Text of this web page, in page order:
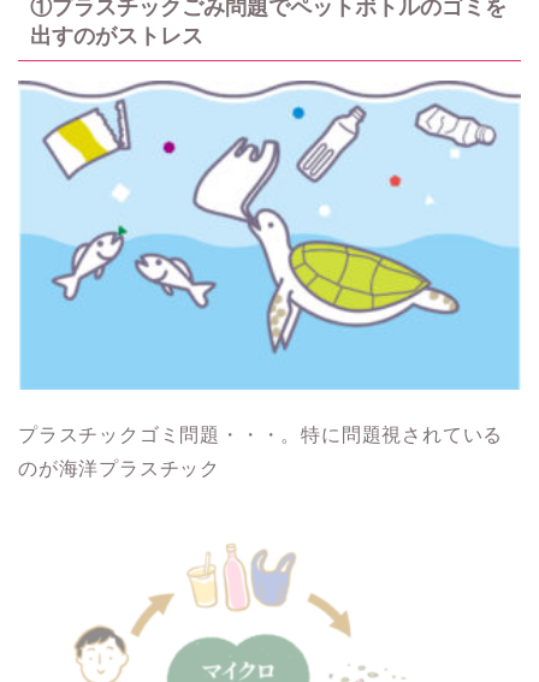
①プラスチックごみ問題でペットボトルのゴミを
出すのがストレス
プラスチックゴミ問題・・・。特に問題視されている
のが海洋プラスチック